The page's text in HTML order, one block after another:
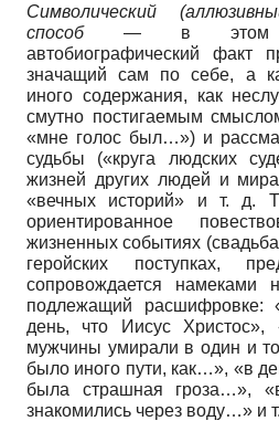
Символический
способ— в этом
автобиографический факт
значащий сам по себе, а
иного содержания, как
смутно постигаемым
«мне голос был…») и
судьбы («круга людских
жизней других людей и
«вечных историй» и т. д.
ориентированное
жизненных событиях
геройских поступках,
сопровождается
подлежащий
день, что Иисус
мужчины умирали в один и
было иного пути, как…», «в
была страшная гроза…»,
знакомились через воду…» и